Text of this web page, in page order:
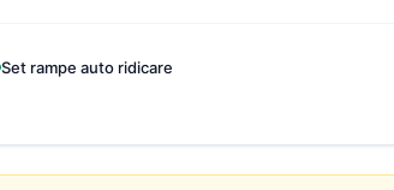
Set rampe auto ridicare